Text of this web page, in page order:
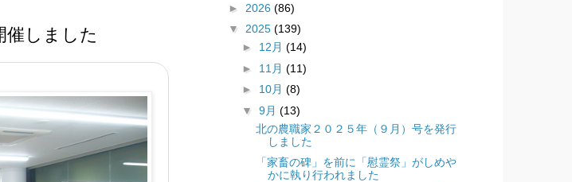
催しました
► 2026 (86)
▼ 2025 (139)
► 12月 (14)
► 11月 (11)
► 10月 (8)
▼ 9月 (13)
北の農職家２０２５年（９月）号を発行
しました
「家畜の碑」を前に「慰霊祭」がしめや
かに執り行われました